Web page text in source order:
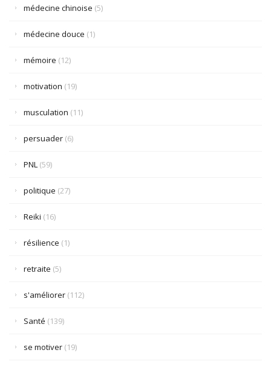
médecine chinoise (5)
médecine douce (1)
mémoire (12)
motivation (19)
musculation (11)
persuader (6)
PNL (59)
politique (27)
Reiki (16)
résilience (1)
retraite (5)
s'améliorer (112)
Santé (139)
se motiver (19)